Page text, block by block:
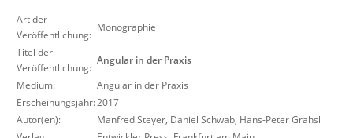
Art der
Veröffentlichung:
Monographie
Titel der
Veröffentlichung:
Angular in der Praxis
Medium:
Angular in der Praxis
Erscheinungsjahr:2017
Autor(en):
Manfred Steyer, Daniel Schwab, Hans-Peter Grahsl